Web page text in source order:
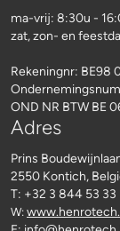
ma-vrij: 8:30u -
zat, zon- en
Rekeningnr: BE98
OND NR BTW BE
Adres
Prins
2550 Kontich,
T: +32 3 844 53 33
W: